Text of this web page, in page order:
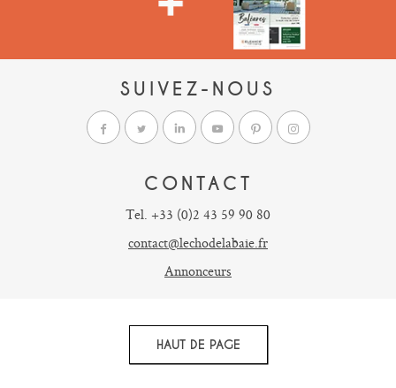
SUIVEZ-NOUS
CONTACT
Tel. +33 (0)2 43 59 90 80
contact@lechodelabaie.fr
Annonceurs
HAUT DE PAGE